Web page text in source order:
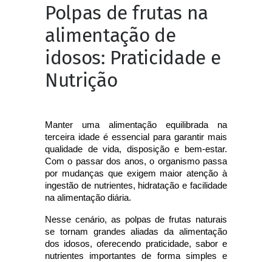
Polpas de frutas na
alimentação de
idosos: Praticidade e
Nutrição
Manter uma alimentação equilibrada na
terceira idade é essencial para garantir mais
qualidade de vida, disposição e bem-estar.
Com o passar dos anos, o organismo passa
por mudanças que exigem maior atenção à
ingestão de nutrientes, hidratação e facilidade
na alimentação diária.
Nesse cenário, as polpas de frutas naturais
se tornam grandes aliadas da alimentação
dos idosos, oferecendo praticidade, sabor e
nutrientes importantes de forma simples e